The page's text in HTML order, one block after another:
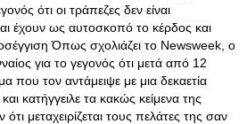
ότι οι τράπεζες δεν είναι
έχουν ως αυτοσκοπό το κέρδος και
Όπως σχολιάζει το Newsweek, ο
για το γεγονός ότι μετά από 12
που τον αντάμειψε με μια δεκαετία
κατήγγειλε τα κακώς κείμενα της
μεταχειρίζεται τους πελάτες της σαν